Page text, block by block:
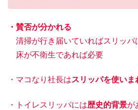
・賛否が分かれる
清掃が行き届いていればスリッパ
床が不衛生であれば必要
・マコなり社長はスリッパを使い
・トイレスリッパには歴史的背景が